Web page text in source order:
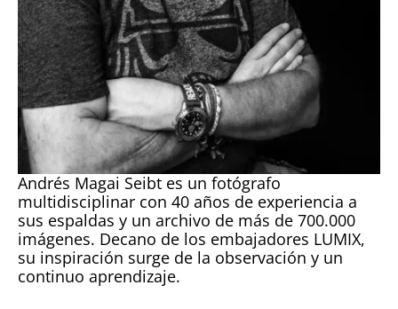
Andrés Magai Seibt es un fotógrafo
multidisciplinar con 40 años de experiencia a
sus espaldas y un archivo de más de 700.000
imágenes. Decano de los embajadores LUMIX,
su inspiración surge de la observación y un
continuo aprendizaje.